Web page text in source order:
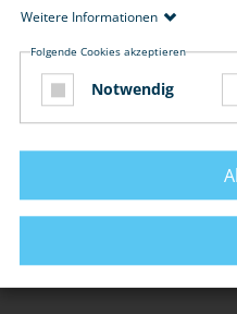
Weitere Informationen
Folgende Cookies akzeptieren
Notwendig